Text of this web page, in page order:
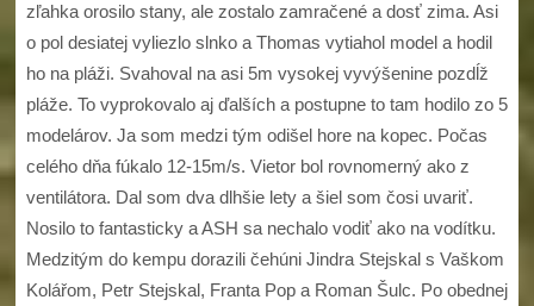
zľahka orosilo stany, ale zostalo zamračené a dosť zima. Asi
o pol desiatej vyliezlo slnko a Thomas vytiahol model a hodil
ho na pláži. Svahoval na asi 5m vysokej vyvýšenine pozdĺž
pláže. To vyprokovalo aj ďalších a postupne to tam hodilo zo 5
modelárov. Ja som medzi tým odišel hore na kopec. Počas
celého dňa fúkalo 12-15m/s. Vietor bol rovnomerný ako z
ventilátora. Dal som dva dlhšie lety a šiel som čosi uvariť.
Nosilo to fantasticky a ASH sa nechalo vodiť ako na vodítku.
Medzitým do kempu dorazili čehúni Jindra Stejskal s Vaškom
Kolářom, Petr Stejskal, Franta Pop a Roman Šulc. Po obednej